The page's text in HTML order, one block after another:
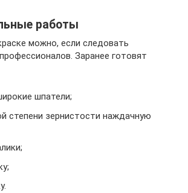
работы
можно, если следовать
Заранее готовят
шпатели;
степени зернистости наждачную